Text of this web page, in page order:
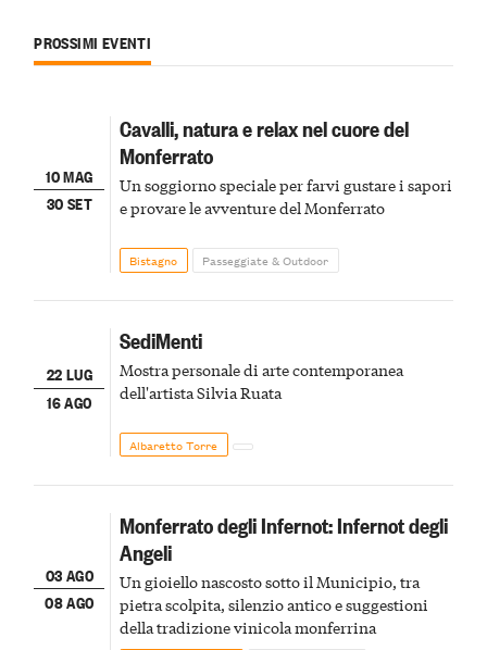
PROSSIMI EVENTI
10 MAG
30 SET
Cavalli, natura e relax nel cuore del
Monferrato
Un soggiorno speciale per farvi gustare i sapori
e provare le avventure del Monferrato
Bistagno Passeggiate & Outdoor
22 LUG
16 AGO
SediMenti
Mostra personale di arte contemporanea
dell'artista Silvia Ruata
Albaretto Torre
03 AGO
08 AGO
Monferrato degli Infernot: Infernot degli
Angeli
Un gioiello nascosto sotto il Municipio, tra
pietra scolpita, silenzio antico e suggestioni
della tradizione vinicola monferrina